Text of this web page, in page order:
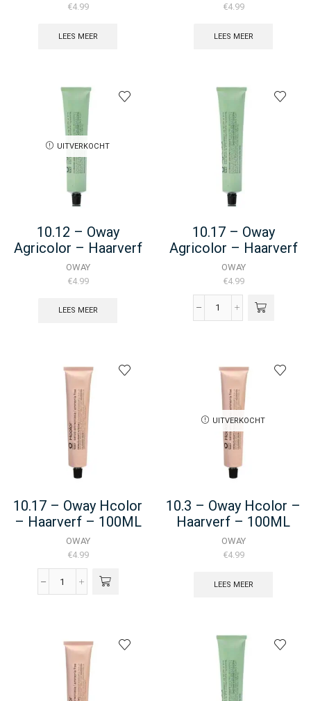
€4.99
LEES MEER
€4.99
LEES MEER
UITVERKOCHT
10.12 – Oway
Agricolor – Haarverf
– 100ML
OWAY
€4.99
LEES MEER
10.17 – Oway
Agricolor – Haarverf
– 100ML
OWAY
€4.99
10.17
-
Haarverf
100ML
aantal
10.17 – Oway Hcolor
– Haarverf – 100ML
OWAY
€4.99
10.17
-
Haarverf
100ML
aantal
UITVERKOCHT
10.3 – Oway Hcolor –
Haarverf – 100ML
OWAY
€4.99
LEES MEER